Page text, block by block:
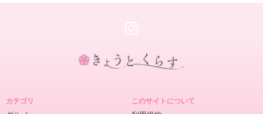
カテゴリ このサイトについて